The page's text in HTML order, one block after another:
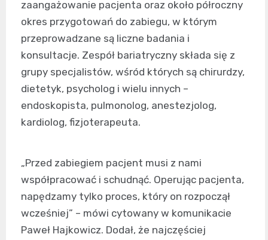
zaangażowanie pacjenta oraz około półroczny
okres przygotowań do zabiegu, w którym
przeprowadzane są liczne badania i
konsultacje. Zespół bariatryczny składa się z
grupy specjalistów, wśród których są chirurdzy,
dietetyk, psycholog i wielu innych –
endoskopista, pulmonolog, anestezjolog,
kardiolog, fizjoterapeuta.
„Przed zabiegiem pacjent musi z nami
współpracować i schudnąć. Operując pacjenta,
napędzamy tylko proces, który on rozpoczął
wcześniej” – mówi cytowany w komunikacie
Paweł Hajkowicz. Dodał, że najczęściej